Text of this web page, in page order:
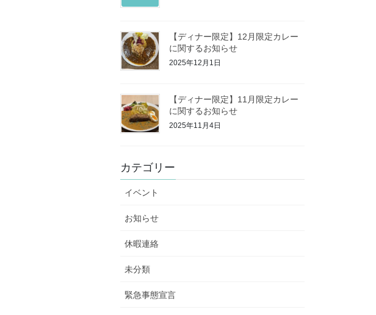
【ディナー限定】12月限定カレー
に関するお知らせ
2025年12月1日
【ディナー限定】11月限定カレー
に関するお知らせ
2025年11月4日
カテゴリー
イベント
お知らせ
休暇連絡
未分類
緊急事態宣言